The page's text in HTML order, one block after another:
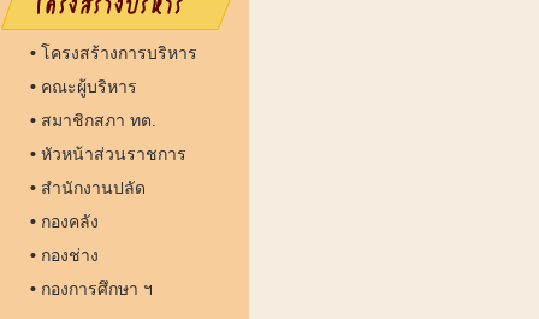
• โครงสร้างการบริหาร
• คณะผู้บริหาร
• สมาชิกสภา ทต.
• หัวหน้าส่วนราชการ
• สำนักงานปลัด
• กองคลัง
• กองช่าง
• กองการศึกษา ฯ